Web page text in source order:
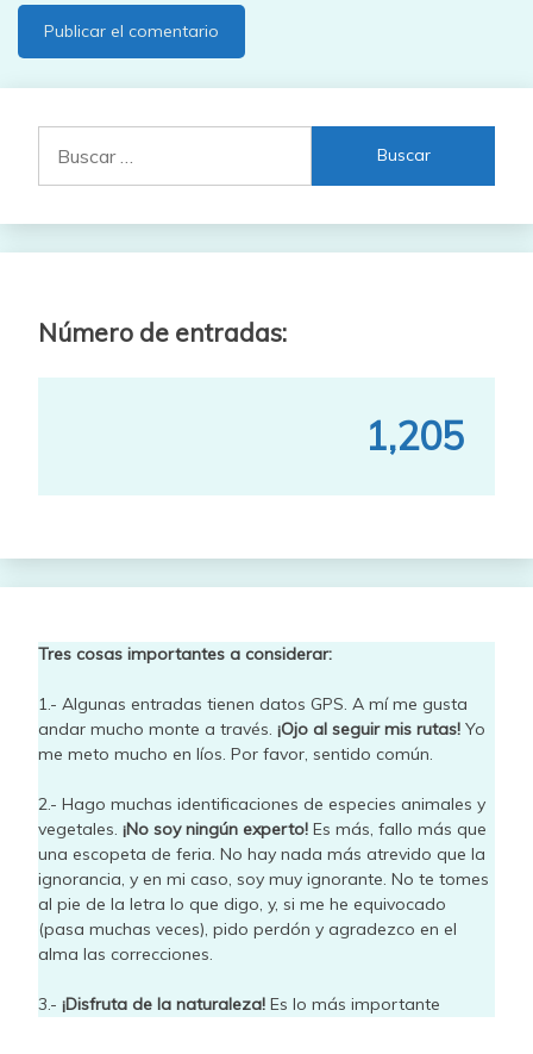
Número de entradas:
1,205
Tres cosas importantes a considerar:
1.- Algunas entradas tienen datos GPS. A mí me gusta
andar mucho monte a través. ¡Ojo al seguir mis rutas! Yo
me meto mucho en líos. Por favor, sentido común.
2.- Hago muchas identificaciones de especies animales y
vegetales. ¡No soy ningún experto! Es más, fallo más que
una escopeta de feria. No hay nada más atrevido que la
ignorancia, y en mi caso, soy muy ignorante. No te tomes
al pie de la letra lo que digo, y, si me he equivocado
(pasa muchas veces), pido perdón y agradezco en el
alma las correcciones.
3.- ¡Disfruta de la naturaleza! Es lo más importante